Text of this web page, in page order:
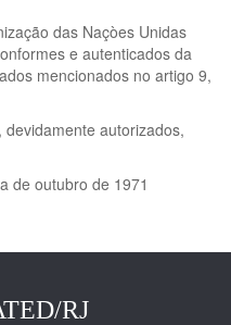
das Naçòes Unidas
e autenticados da
mencionados no artigo 9,
autorizados,
de outubro de 1971
RJ